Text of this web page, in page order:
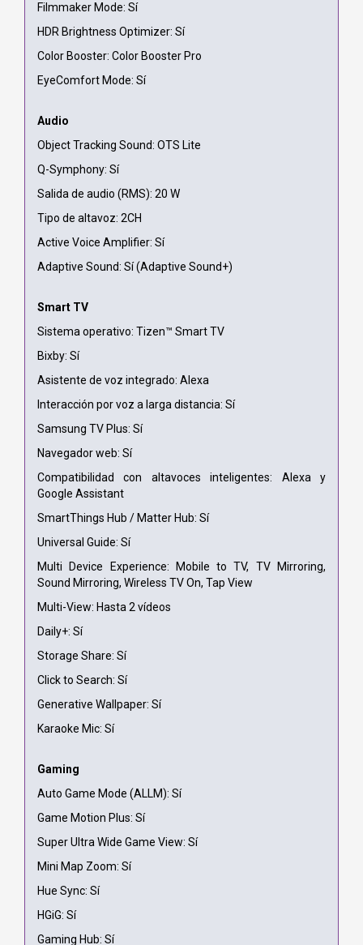
Filmmaker Mode: Sí
HDR Brightness Optimizer: Sí
Color Booster: Color Booster Pro
EyeComfort Mode: Sí
Audio
Object Tracking Sound: OTS Lite
Q-Symphony: Sí
Salida de audio (RMS): 20 W
Tipo de altavoz: 2CH
Active Voice Amplifier: Sí
Adaptive Sound: Sí (Adaptive Sound+)
Smart TV
Sistema operativo: Tizen™ Smart TV
Bixby: Sí
Asistente de voz integrado: Alexa
Interacción por voz a larga distancia: Sí
Samsung TV Plus: Sí
Navegador web: Sí
Compatibilidad con altavoces inteligentes: Alexa y
Google Assistant
SmartThings Hub / Matter Hub: Sí
Universal Guide: Sí
Multi Device Experience: Mobile to TV, TV Mirroring,
Sound Mirroring, Wireless TV On, Tap View
Multi-View: Hasta 2 vídeos
Daily+: Sí
Storage Share: Sí
Click to Search: Sí
Generative Wallpaper: Sí
Karaoke Mic: Sí
Gaming
Auto Game Mode (ALLM): Sí
Game Motion Plus: Sí
Super Ultra Wide Game View: Sí
Mini Map Zoom: Sí
Hue Sync: Sí
HGiG: Sí
Gaming Hub: Sí